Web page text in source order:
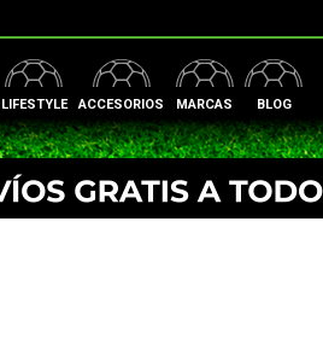
LIFESTYLE ACCESORIOS MARCAS BLOG